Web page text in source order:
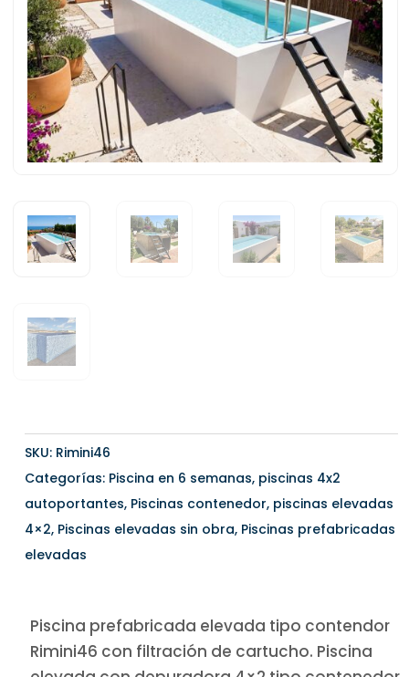
SKU: Rimini46
Categorías: Piscina en 6 semanas, piscinas 4x2
autoportantes, Piscinas contenedor, piscinas elevadas
4×2, Piscinas elevadas sin obra, Piscinas prefabricadas
elevadas
Piscina prefabricada elevada tipo contendor
Rimini46 con filtración de cartucho. Piscina